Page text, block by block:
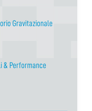
Gravitazionale
& Performance